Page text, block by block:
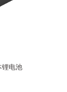
锂电池